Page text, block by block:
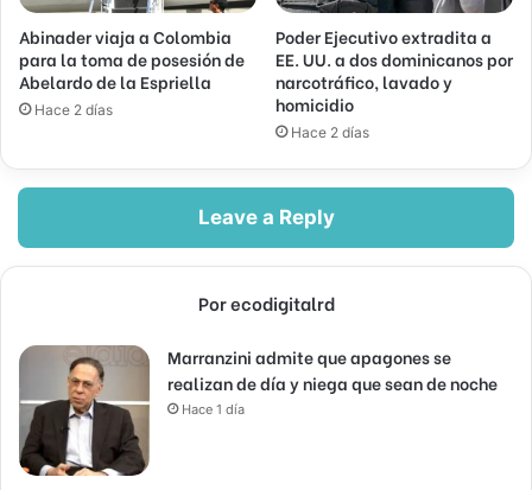
Abinader viaja a Colombia
para la toma de posesión de
Abelardo de la Espriella
Hace 2 días
Poder Ejecutivo extradita a
EE. UU. a dos dominicanos por
narcotráfico, lavado y
homicidio
Hace 2 días
Leave a Reply
Por ecodigitalrd
Marranzini admite que apagones se
realizan de día y niega que sean de noche
Hace 1 día